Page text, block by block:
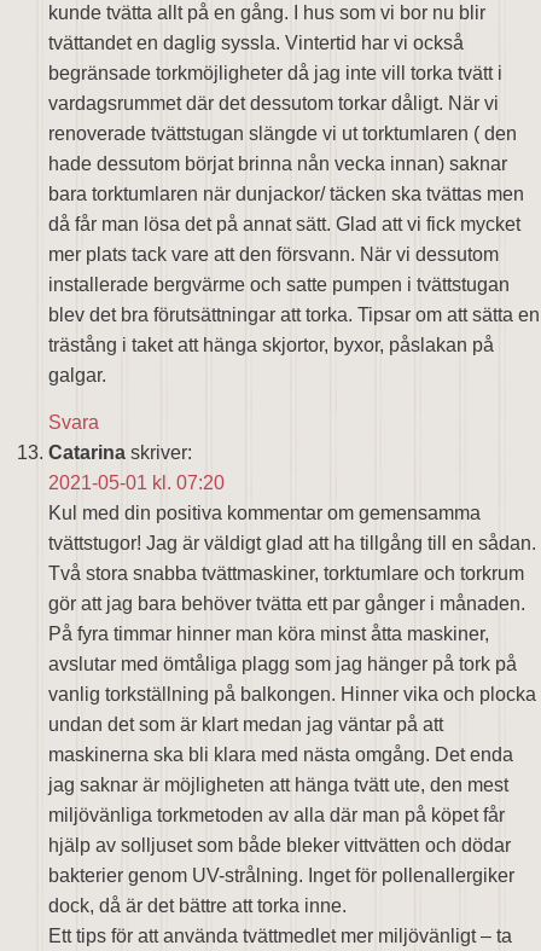
kunde tvätta allt på en gång. I hus som vi bor nu blir
tvättandet en daglig syssla. Vintertid har vi också
begränsade torkmöjligheter då jag inte vill torka tvätt i
vardagsrummet där det dessutom torkar dåligt. När vi
renoverade tvättstugan slängde vi ut torktumlaren ( den
hade dessutom börjat brinna nån vecka innan) saknar
bara torktumlaren när dunjackor/ täcken ska tvättas men
då får man lösa det på annat sätt. Glad att vi fick mycket
mer plats tack vare att den försvann. När vi dessutom
installerade bergvärme och satte pumpen i tvättstugan
blev det bra förutsättningar att torka. Tipsar om att sätta en
trästång i taket att hänga skjortor, byxor, påslakan på
galgar.
Svara
Catarina skriver:
2021-05-01 kl. 07:20
Kul med din positiva kommentar om gemensamma
tvättstugor! Jag är väldigt glad att ha tillgång till en sådan.
Två stora snabba tvättmaskiner, torktumlare och torkrum
gör att jag bara behöver tvätta ett par gånger i månaden.
På fyra timmar hinner man köra minst åtta maskiner,
avslutar med ömtåliga plagg som jag hänger på tork på
vanlig torkställning på balkongen. Hinner vika och plocka
undan det som är klart medan jag väntar på att
maskinerna ska bli klara med nästa omgång. Det enda
jag saknar är möjligheten att hänga tvätt ute, den mest
miljövänliga torkmetoden av alla där man på köpet får
hjälp av solljuset som både bleker vittvätten och dödar
bakterier genom UV-strålning. Inget för pollenallergiker
dock, då är det bättre att torka inne.
Ett tips för att använda tvättmedlet mer miljövänligt – ta